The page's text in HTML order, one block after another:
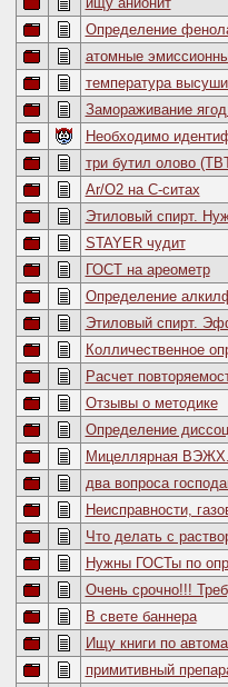
Определение
атомные
температура
Замораживание
Необходимо
три бутил олово
Ar/О2 на С-ситах
Этиловый спирт.
STAYER чудит
ГОСТ на ареометр
Определение
Этиловый спирт.
Колличественное
Расчет
Отзывы о методике
Определение
Мицеллярная
два вопроса
Неисправности,
Что делать с
Нужны ГОСТы по
Очень срочно!!!
В свете баннера
Ищу книги по
примитивный